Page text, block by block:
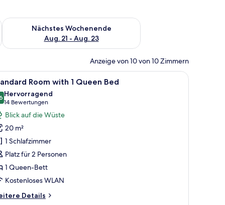
Aug. 14 - Aug. 16.
Nächstes Wochenende
Aug. 21 - Aug. 23
Überprüfe die Verfügbarkeit für nächstes Wochenende, Aug.
Anzeige von 10 von 10 Zimmern
braunen Ledersessel.
Stuhl, Nachttisch und Kommode.Ein Hotelzimmer mit Bett, Nachttisch,
5 Room with 1 Queen Bed
von 10
Hervorragend
14 Bewertungen
(14
Bewertungen)
Blick auf die Wüste
20 m²
1 Schlafzimmer
Platz für 2 Personen
1 Queen-Bett
Kostenloses WLAN
Details